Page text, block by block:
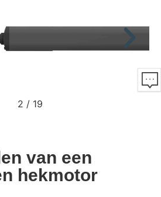
2 / 19
van een
hekmotor